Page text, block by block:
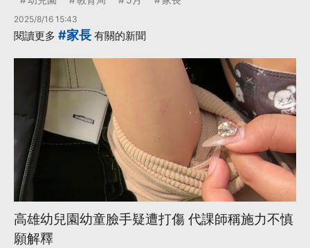
2025/8/16 15:43
閱讀更多 #家長 有關的新聞
高雄幼兒園幼童臉手疑遭打傷 代課師稱施力不慎
願解釋